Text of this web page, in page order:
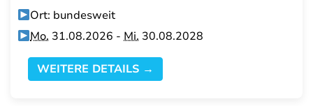
Ort: bundesweit
Mo. 31.08.2026 -Mi. 30.08.2028
WEITERE DETAILS →